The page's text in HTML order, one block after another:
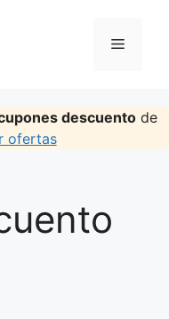
Menu
descuento de
ofertas